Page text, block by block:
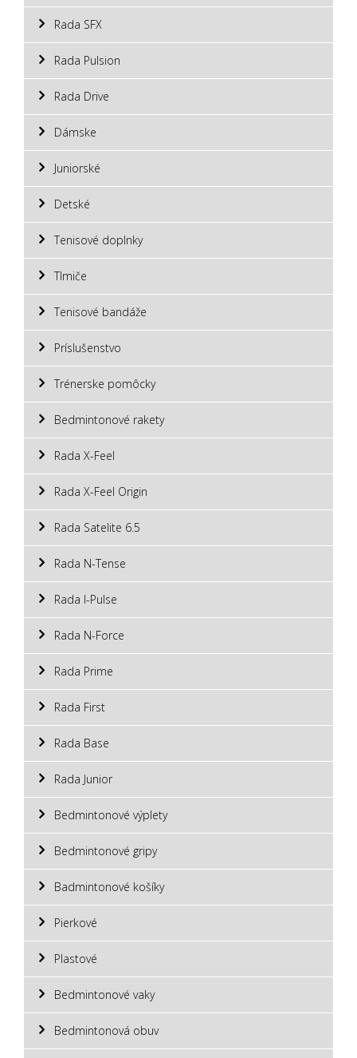
Rada SFX
Rada Pulsion
Rada Drive
Dámske
Juniorské
Detské
Tenisové doplnky
Tlmiče
Tenisové bandáže
Príslušenstvo
Trénerske pomôcky
Bedmintonové rakety
Rada X-Feel
Rada X-Feel Origin
Rada Satelite 6.5
Rada N-Tense
Rada I-Pulse
Rada N-Force
Rada Prime
Rada First
Rada Base
Rada Junior
Bedmintonové výplety
Bedmintonové gripy
Badmintonové košíky
Pierkové
Plastové
Bedmintonové vaky
Bedmintonová obuv